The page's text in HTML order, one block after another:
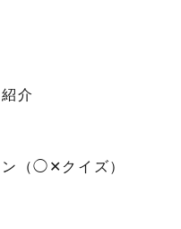
介
（◯✕クイズ）